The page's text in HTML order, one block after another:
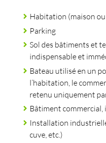
Habitation (maison
Parking
Sol des bâtiments et
indispensable et
Bateau utilisé en un
l’habitation, le
retenu uniquement
Bâtiment
Installation
cuve, etc.)